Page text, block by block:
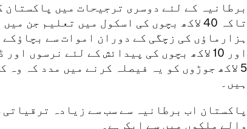
برطانیہ کے لئے دوسری ترجیحات میں پاکستان
تاکہ 40 لاکھ بچوں کی اسکول میں تعلیم
ہزارماؤں کی زچگی کے دوران اموات سے
اور 10 لاکھ بچوں کی پیدائش کے لئے نرسوں
5 لاکھ جوڑوں کو یہ فیصلہ کرنے میں مدد کہ
ہیں۔
پاکستان اب برطانیہ سے سب سے زیادہ
والے ملکوں میں سے ایک ہے۔